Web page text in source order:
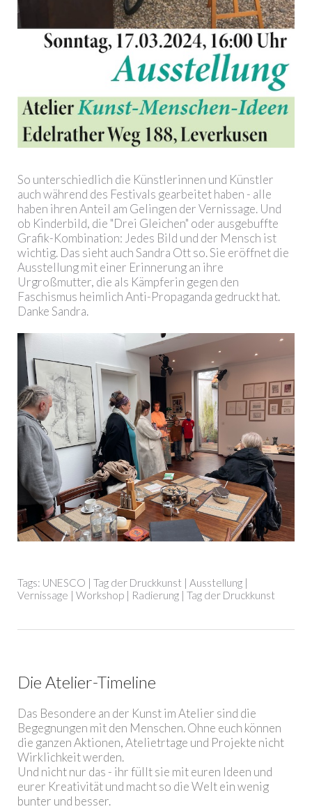
So unterschiedlich die Künstlerinnen und Künstler
auch während des Festivals gearbeitet haben - alle
haben ihren Anteil am Gelingen der Vernissage. Und
ob Kinderbild, die "Drei Gleichen" oder ausgebuffte
Grafik-Kombination: Jedes Bild und der Mensch ist
wichtig. Das sieht auch Sandra Ott so. Sie eröffnet die
Ausstellung mit einer Erinnerung an ihre
Urgroßmutter, die als Kämpferin gegen den
Faschismus heimlich Anti-Propaganda gedruckt hat.
Danke Sandra.
Tags: UNESCO | Tag der Druckkunst | Ausstellung |
Vernissage | Workshop | Radierung | Tag der Druckkunst
Die Atelier-Timeline
Das Besondere an der Kunst im Atelier sind die
Begegnungen mit den Menschen. Ohne euch können
die ganzen Aktionen, Atelietrtage und Projekte nicht
Wirklichkeit werden.
Und nicht nur das - ihr füllt sie mit euren Ideen und
eurer Kreativität und macht so die Welt ein wenig
bunter und besser.